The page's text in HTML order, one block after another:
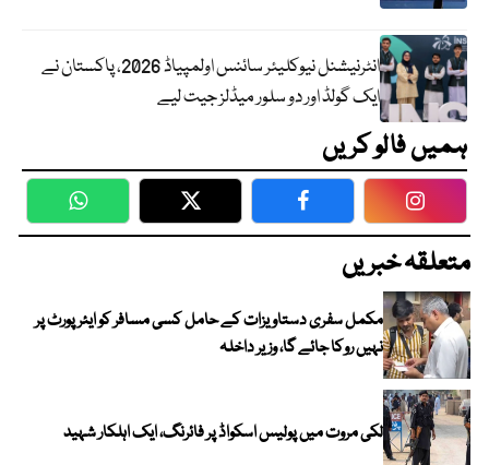
انٹرنیشنل نیوکلیئر سائنس اولمپیاڈ 2026، پاکستان نے
ایک گولڈ اور دو سلور میڈلز جیت لیے
ہمیں فالو کریں
WhatsApp Twitter Facebook
متعلقہ خبریں
مکمل سفری دستاویزات کے حامل کسی مسافر کو ایئرپورٹ پر
نہیں روکا جائے گا، وزیر داخلہ
لکی مروت میں پولیس اسکواڈ پر فائرنگ، ایک اہلکار شہید